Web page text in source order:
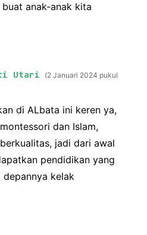
anak-anak kita
Utari
2 Januari 2024 pukul
di ALbata ini keren ya,
dan Islam,
jadi dari awal
pendidikan yang
kelak